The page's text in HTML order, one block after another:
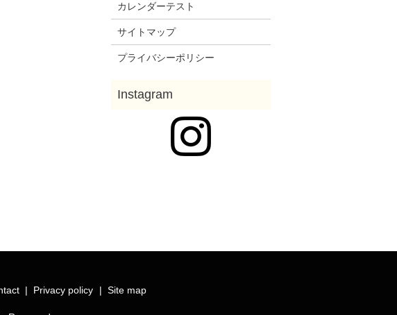
カレンダーテスト
サイトマップ
プライバシーポリシー
Privacy policy Site map